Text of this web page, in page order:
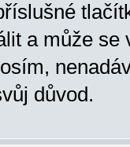
a může se
důvod.